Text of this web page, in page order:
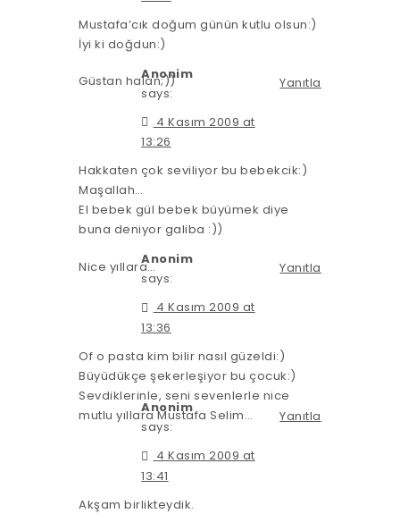
Mustafa’cık doğum günün kutlu olsun:)
İyi ki doğdun:)
Güstan halan;)) Yanıtla
Anonim
says:
4 Kasım 2009 at
13:26
Hakkaten çok seviliyor bu bebekcik:)
Maşallah…
El bebek gül bebek büyümek diye
buna deniyor galiba :))
Nice yıllara… Yanıtla
Anonim
says:
4 Kasım 2009 at
13:36
Of o pasta kim bilir nasıl güzeldi:)
Büyüdükçe şekerleşiyor bu çocuk:)
Sevdiklerinle, seni sevenlerle nice
mutlu yıllara Mustafa Selim…
Yanıtla
Anonim
says:
4 Kasım 2009 at
13:41
Akşam birlikteydik.